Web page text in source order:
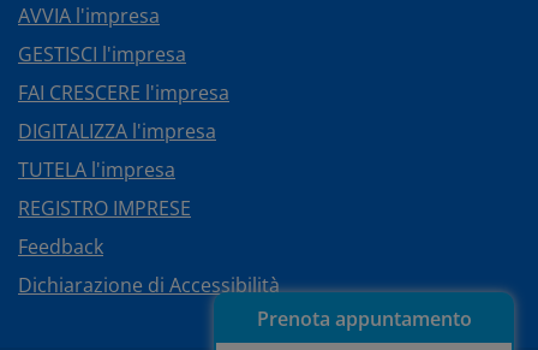
Prenota appuntamento
AVVIA l'impresa
GESTISCI l'impresa
FAI CRESCERE l'impresa
DIGITALIZZA l'impresa
TUTELA l'impresa
REGISTRO IMPRESE
Feedback
Dichiarazione di Accessibilità